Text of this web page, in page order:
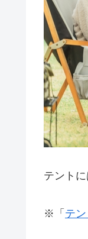
テント
※「 テ